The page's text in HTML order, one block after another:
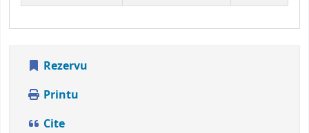
Rezervu
Printu
Cite